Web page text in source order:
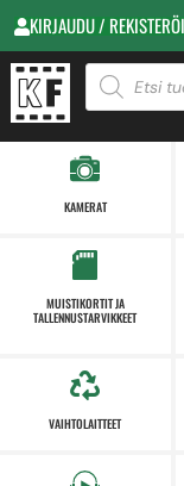
KIRJAUDU /
KAMERAT
MUISTIKORTIT JA
TALLENNUSTARVIKKEET
VAIHTOLAITTEET